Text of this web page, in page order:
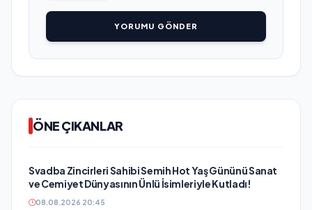
YORUMU GÖNDER
ÖNE ÇIKANLAR
Svadba Zincirleri Sahibi Semih Hot Yaş Gününü Sanat
ve Cemiyet Dünyasının Ünlü İsimleriyle Kutladı!
08.08.2026 20:45